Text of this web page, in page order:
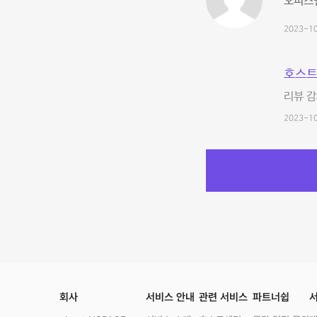
2023-
호스
리뷰
2023-
회사 서비스 안내 관련 서비스 파트너쉽